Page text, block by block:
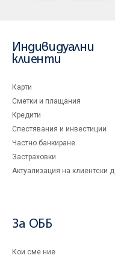
Индивидуални
клиенти
Карти
Сметки и плащания
Кредити
Спестявания и инвестиции
Частно банкиране
Застраховки
Актуализация на клиентски
За ОББ
Кои сме ние